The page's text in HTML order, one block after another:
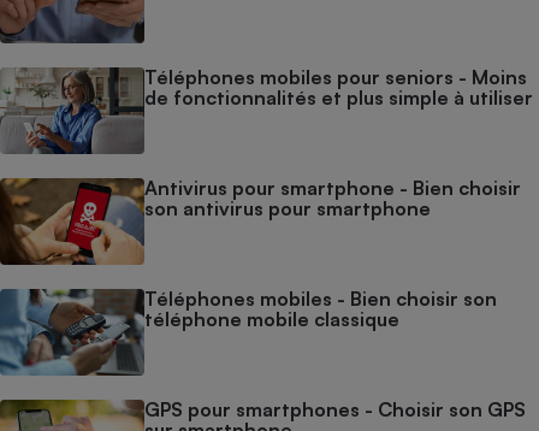
Téléphones mobiles pour seniors - Moins
de fonctionnalités et plus simple à utiliser
Antivirus pour smartphone - Bien choisir
son antivirus pour smartphone
Téléphones mobiles - Bien choisir son
téléphone mobile classique
GPS pour smartphones - Choisir son GPS